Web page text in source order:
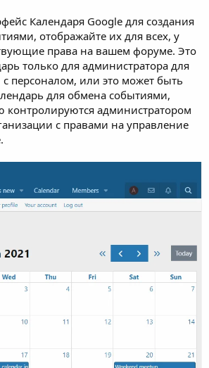
Календаря Google для создания
отображайте их для всех, у
права на вашем форуме. Это
только для администратора для
персоналом, или это может быть
для обмена событиями,
контролируются администратором
с правами на управление